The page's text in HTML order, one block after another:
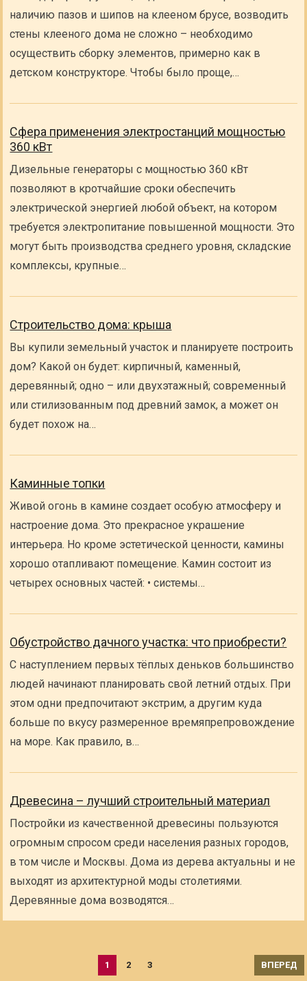
наличию пазов и шипов на клееном брусе, возводить
стены клееного дома не сложно – необходимо
осуществить сборку элементов, примерно как в
детском конструкторе. Чтобы было проще,…
Сфера применения электростанций мощностью
360 кВт
Дизельные генераторы с мощностью 360 кВт
позволяют в кротчайшие сроки обеспечить
электрической энергией любой объект, на котором
требуется электропитание повышенной мощности. Это
могут быть производства среднего уровня, складские
комплексы, крупные…
Строительство дома: крыша
Вы купили земельный участок и планируете построить
дом? Какой он будет: кирпичный, каменный,
деревянный; одно – или двухэтажный; современный
или стилизованным под древний замок, а может он
будет похож на…
Каминные топки
Живой огонь в камине создает особую атмосферу и
настроение дома. Это прекрасное украшение
интерьера. Но кроме эстетической ценности, камины
хорошо отапливают помещение. Камин состоит из
четырех основных частей: • системы…
Обустройство дачного участка: что приобрести?
С наступлением первых тёплых деньков большинство
людей начинают планировать свой летний отдых. При
этом одни предпочитают экстрим, а другим куда
больше по вкусу размеренное времяпрепровождение
на море. Как правило, в…
Древесина – лучший строительный материал
Постройки из качественной древесины пользуются
огромным спросом среди населения разных городов,
в том числе и Москвы. Дома из дерева актуальны и не
выходят из архитектурной моды столетиями.
Деревянные дома возводятся…
1 2 3 ВПЕРЕД